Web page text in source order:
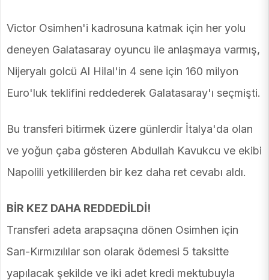
Victor Osimhen'i kadrosuna katmak için her yolu
deneyen Galatasaray oyuncu ile anlaşmaya varmış,
Nijeryalı golcü Al Hilal'in 4 sene için 160 milyon
Euro'luk teklifini reddederek Galatasaray'ı seçmişti.
Bu transferi bitirmek üzere günlerdir İtalya'da olan
ve yoğun çaba gösteren Abdullah Kavukcu ve ekibi
Napolili yetkililerden bir kez daha ret cevabı aldı.
BİR KEZ DAHA REDDEDİLDİ!
Transferi adeta arapsaçına dönen Osimhen için
Sarı-Kırmızılılar son olarak ödemesi 5 taksitte
yapılacak şekilde ve iki adet kredi mektubuyla